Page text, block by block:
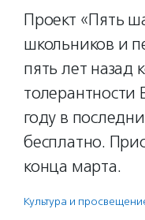
Проект «Пять
школьников и
пять лет назад
толерантности
году в
бесплатно.
конца марта.
Культура и